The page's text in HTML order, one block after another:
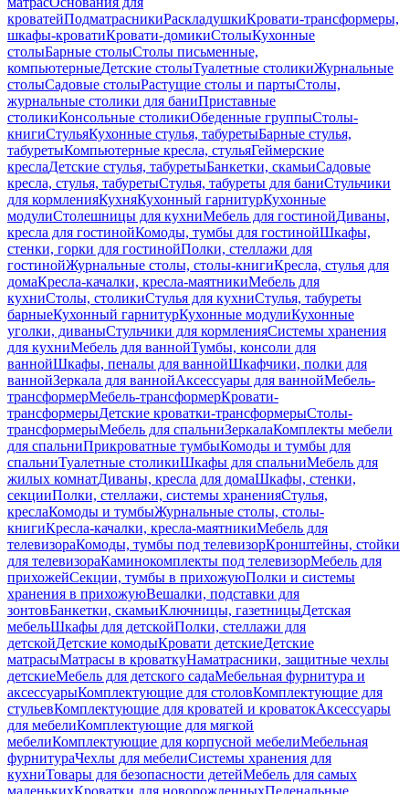
кроватейПодматрасникиРаскладушкиКровати-трансформеры,
шкафы-кроватиКровати-домикиСтолыКухонные
столыБарные столыСтолы письменные,
компьютерныеДетские столыТуалетные столикиЖурнальные
столыСадовые столыРастущие столы и партыСтолы,
журнальные столики для баниПриставные
столикиКонсольные столикиОбеденные группыСтолы-
книгиСтульяКухонные стулья, табуретыБарные стулья,
табуретыКомпьютерные кресла, стульяГеймерские
креслаДетские стулья, табуретыБанкетки, скамьиСадовые
кресла, стулья, табуретыСтулья, табуреты для баниСтульчики
для кормленияКухняКухонный гарнитурКухонные
модулиСтолешницы для кухниМебель для гостинойДиваны,
кресла для гостинойКомоды, тумбы для гостинойШкафы,
стенки, горки для гостинойПолки, стеллажи для
гостинойЖурнальные столы, столы-книгиКресла, стулья для
домаКресла-качалки, кресла-маятникиМебель для
кухниСтолы, столикиСтулья для кухниСтулья, табуреты
барныеКухонный гарнитурКухонные модулиКухонные
уголки, диваныСтульчики для кормленияСистемы хранения
для кухниМебель для ваннойТумбы, консоли для
ваннойШкафы, пеналы для ваннойШкафчики, полки для
ваннойЗеркала для ваннойАксессуары для ваннойМебель-
трансформерМебель-трансформерКровати-
трансформерыДетские кроватки-трансформерыСтолы-
трансформерыМебель для спальниЗеркалаКомплекты мебели
для спальниПрикроватные тумбыКомоды и тумбы для
спальниТуалетные столикиШкафы для спальниМебель для
жилых комнатДиваны, кресла для домаШкафы, стенки,
секцииПолки, стеллажи, системы храненияСтулья,
креслаКомоды и тумбыЖурнальные столы, столы-
книгиКресла-качалки, кресла-маятникиМебель для
телевизораКомоды, тумбы под телевизорКронштейны, стойки
для телевизораКаминокомплекты под телевизорМебель для
прихожейСекции, тумбы в прихожуюПолки и системы
хранения в прихожуюВешалки, подставки для
зонтовБанкетки, скамьиКлючницы, газетницыДетская
мебельШкафы для детскойПолки, стеллажи для
детскойДетские комодыКровати детскиеДетские
матрасыМатрасы в кроваткуНаматрасники, защитные чехлы
детскиеМебель для детского садаМебельная фурнитура и
аксессуарыКомплектующие для столовКомплектующие для
стульевКомплектующие для кроватей и кроватокАксессуары
для мебелиКомплектующие для мягкой
мебелиКомплектующие для корпусной мебелиМебельная
фурнитураЧехлы для мебелиСистемы хранения для
кухниТовары для безопасности детейМебель для самых
маленькихКроватки для новорожденныхПеленальные